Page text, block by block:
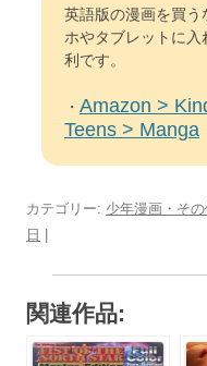
英語版の漫画を買
ホやタブレットに入
利です。
・ Amazon >
Teens > Manga
カテゴリー: 少年漫画・そ
日
関連作品: